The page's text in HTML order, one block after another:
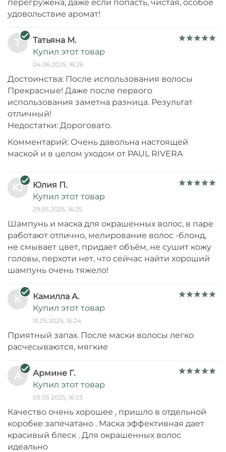
перегружена, даже если попасть, чистая, особое
удовольствие аромат!
Т
Татьяна М.
Купил этот товар
04.06.2025, 16:26
Достоинства: После использования волосы
Прекрасные! Даже после первого
использования заметна разница. Результат
отличный!
Недостатки: Дороговато.
Комментарий: Очень давольна настоящей
маской и в целом уходом от PAUL RIVERA
Ю
Юлия П.
Купил этот товар
29.05.2025, 16:25
Шампунь и маска для окрашенных волос, в паре
работают отлично, мелирование волос -блонд,
не смывает цвет, придает объём, не сушит кожу
головы, перхоти нет, что сейчас найти хороший
шампунь очень тяжело!
К
Камилла А.
Купил этот товар
13.05.2025, 16:24
Приятный запах. После маски волосы легко
расчесываются, мягкие
А
Армине Г.
Купил этот товар
03.05.2025, 16:23
Качество очень хорошее , пришло в отдельной
коробке запечатано . Маска эффективная дает
красивый блеск . Для окрашенных волос
идеально